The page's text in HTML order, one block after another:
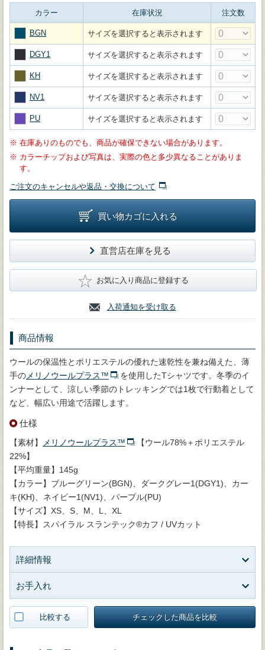
カラー 在庫状況 注文数
BGN サイズを選択すると表示されます
DGY1 サイズを選択すると表示されます
KH サイズを選択すると表示されます
NV1 サイズを選択すると表示されます
PU サイズを選択すると表示されます
※ 在庫ありのものでも、商品が確保できない場合があります。
※ カラーチップおよび写真は、実際の色と多少異なることがありま
す。
ご注文のキャンセルや返品・交換について
買い物カゴに入れる
直営店在庫を見る
★ お気に入り商品に登録する
入荷通知を受け取る
商品情報
ウールの保温性とポリエステルの優れた速乾性を兼ね備えた、薄
手の メリノウールプラス™
を使用したTシャツです。冬季のイ
ンナーとして、涼しい季節のトレッキングでは1枚で行動着として
など、幅広い用途で活躍します。
仕様
【素材】 メリノウールプラス™
【ウール78%＋ポリエステル
22%】
【平均重量】145g
【カラー】ブルーグリーン(BGN)、ダークグレー1(DGY1)、カー
キ(KH)、ネイビー1(NV1)、パープル(PU)
【サイズ】XS、S、M、L、XL
【特長】スパイラル スランテック®カフ / UVカット
詳細情報
お手入れ
比較する チェックした商品を比較